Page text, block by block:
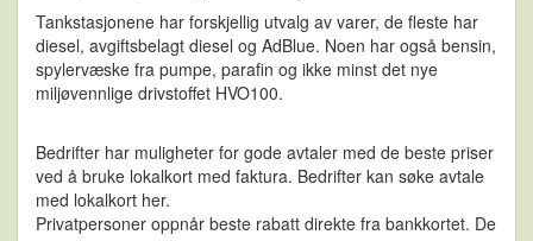
Tankstasjonene har forskjellig utvalg av varer, de fleste har
diesel, avgiftsbelagt diesel og AdBlue. Noen har også bensin,
spylervæske fra pumpe, parafin og ikke minst det nye
miljøvennlige drivstoffet HVO100.
Bedrifter har muligheter for gode avtaler med de beste priser
ved å bruke lokalkort med faktura. Bedrifter kan søke avtale
med lokalkort her.
Privatpersoner oppnår beste rabatt direkte fra bankkortet. De